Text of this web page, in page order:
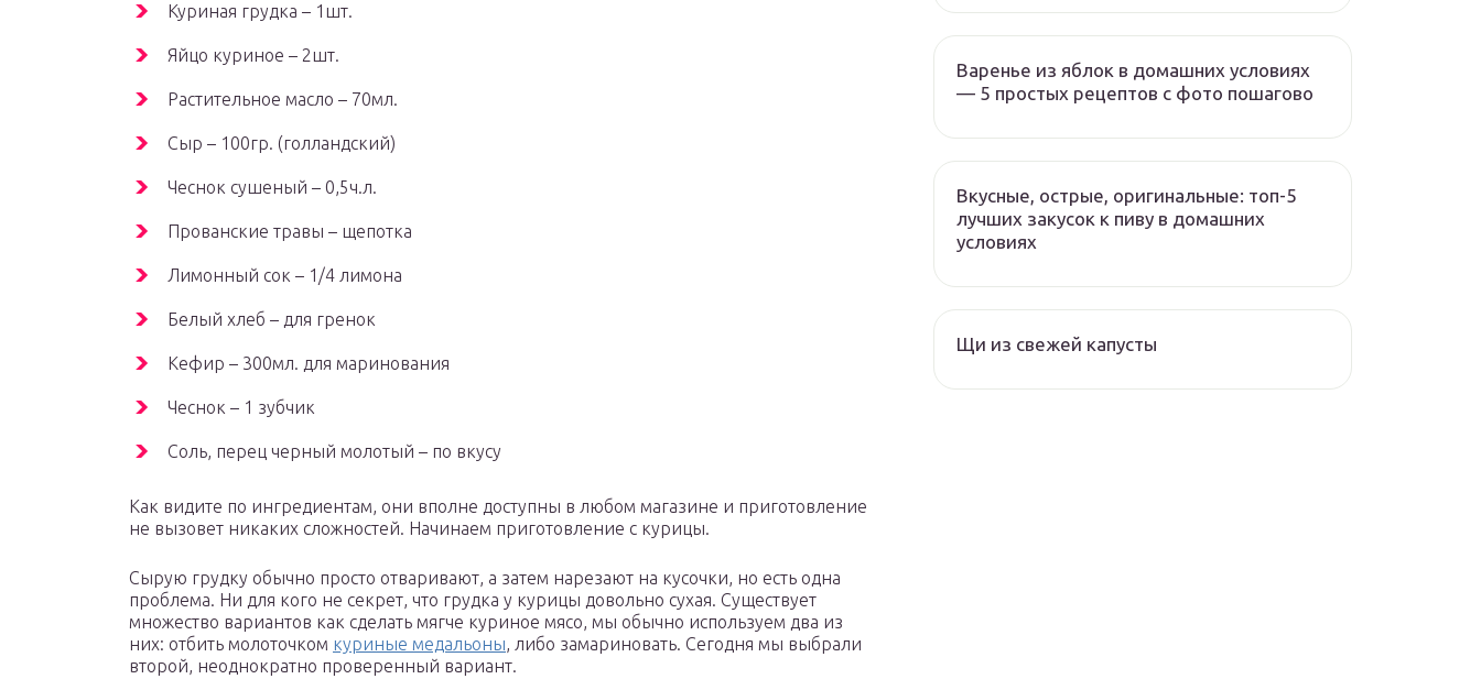
Куриная грудка – 1шт.
Яйцо куриное – 2шт.
Растительное масло – 70мл.
Сыр – 100гр. (голландский)
Чеснок сушеный – 0,5ч.л.
Прованские травы – щепотка
Лимонный сок – 1/4 лимона
Белый хлеб – для гренок
Кефир – 300мл. для маринования
Чеснок – 1 зубчик
Соль, перец черный молотый – по вкусу
Как видите по ингредиентам, они вполне доступны в любом магазине и приготовление
не вызовет никаких сложностей. Начинаем приготовление с курицы.
Сырую грудку обычно просто отваривают, а затем нарезают на кусочки, но есть одна
проблема. Ни для кого не секрет, что грудка у курицы довольно сухая. Существует
множество вариантов как сделать мягче куриное мясо, мы обычно используем два из
них: отбить молоточком куриные медальоны, либо замариновать. Сегодня мы выбрали
второй, неоднократно проверенный вариант.
Варенье из яблок в домашних условиях
— 5 простых рецептов с фото пошагово
Вкусные, острые, оригинальные: топ-5
лучших закусок к пиву в домашних
условиях
Щи из свежей капусты